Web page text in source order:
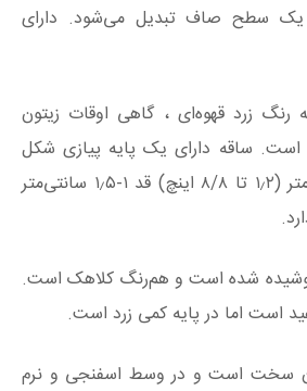
سطح صاف تبدیل می‌شود. دارای
رنگ زرد قهوه‌ای ، گاهی اوقات زیتون
ساقه دارای یک پایه پیازی شکل
است و ۳ تا ۷ سانتی‌متر (۱٫۲ تا ۸/۸ اینچ) قد ۱-۱٫۵ سانتی‌متر
شده است و هم‌رنگ کلاهک است.
است اما در پایه کمی زرد است.
سخت است و در وسط اسفنجی و نرم